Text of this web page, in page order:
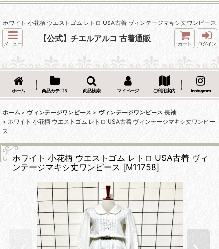
ホワイト 小花柄 ウエストゴム レトロ USA古着 ヴィンテージマキシ丈ワンピース
メニュー
【公式】チエルアルコ 古着通販
カート ログイン
ホーム 商品カテゴリ 商品検索 マイページ ご利用案内 instagram
ホーム > ヴィンテージワンピース > ヴィンテージワンピース 長袖
> ホワイト 小花柄 ウエストゴム レトロ USA古着 ヴィンテージマキシ丈ワンピー
ス
ホワイト 小花柄 ウエストゴム レトロ USA古着 ヴィ
ンテージマキシ丈ワンピース [M11758]